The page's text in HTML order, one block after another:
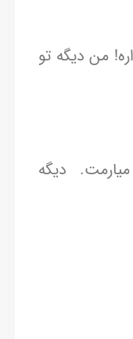
من دیگه تو
دیگه